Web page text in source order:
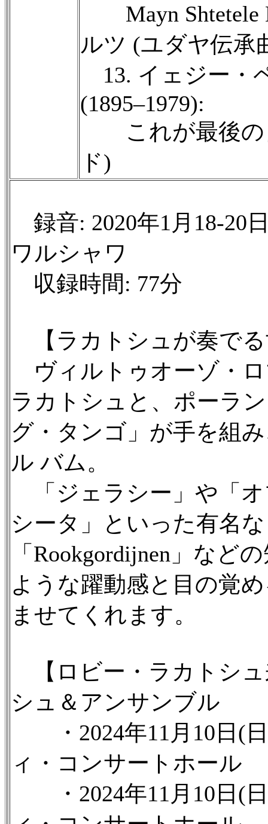
Mayn Shtetele
ルツ (ユダヤ伝承
13. イェジー・
(1895–1979):
これが最後の
ド)
録音: 2020年1月18-20
ワルシャワ
収録時間: 77分
【ラカトシュが奏で
ヴィルトゥオーゾ・
ラカトシュと、ポーラ
グ・タンゴ」が手を組
ル バム。
「ジェラシー」や「
シータ」といった有名
「Rookgordijnen」など
ような躍動感と目の覚
ませてくれます。
【ロビー・ラカトシ
シュ＆アンサンブル
・2024年11月10日(
ィ・コンサートホール
・2024年11月10日(